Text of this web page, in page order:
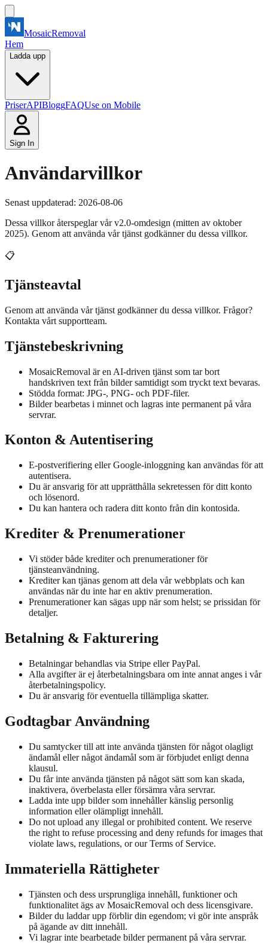
MosaicRemoval
Hem
Ladda upp
PriserAPIBloggFAQUse on Mobile
Sign In
Användarvillkor
Senast uppdaterad: 2026-08-06
Dessa villkor återspeglar vår v2.0-omdesign (mitten av oktober
2025). Genom att använda vår tjänst godkänner du dessa villkor.
📋
Tjänsteavtal
Genom att använda vår tjänst godkänner du dessa villkor. Frågor?
Kontakta vårt supportteam.
Tjänstebeskrivning
MosaicRemoval är en AI-driven tjänst som tar bort
handskriven text från bilder samtidigt som tryckt text bevaras.
Stödda format: JPG-, PNG- och PDF-filer.
Bilder bearbetas i minnet och lagras inte permanent på våra
servrar.
Konton & Autentisering
E-postverifiering eller Google-inloggning kan användas för att
autentisera.
Du är ansvarig för att upprätthålla sekretessen för ditt konto
och lösenord.
Du kan hantera och radera ditt konto från din kontosida.
Krediter & Prenumerationer
Vi stöder både krediter och prenumerationer för
tjänsteanvändning.
Krediter kan tjänas genom att dela vår webbplats och kan
användas när du inte har en aktiv prenumeration.
Prenumerationer kan sägas upp när som helst; se prissidan för
detaljer.
Betalning & Fakturering
Betalningar behandlas via Stripe eller PayPal.
Alla avgifter är ej återbetalningsbara om inte annat anges i vår
återbetalningspolicy.
Du är ansvarig för eventuella tillämpliga skatter.
Godtagbar Användning
Du samtycker till att inte använda tjänsten för något olagligt
ändamål eller något ändamål som är förbjudet enligt denna
klausul.
Du får inte använda tjänsten på något sätt som kan skada,
inaktivera, överbelasta eller försämra våra servrar.
Ladda inte upp bilder som innehåller känslig personlig
information eller olämpligt innehåll.
Do not upload any illegal or prohibited content. We reserve
the right to refuse processing and deny refunds for images that
violate laws, regulations, or our Terms of Service.
Immateriella Rättigheter
Tjänsten och dess ursprungliga innehåll, funktioner och
funktionalitet ägs av MosaicRemoval och dess licensgivare.
Bilder du laddar upp förblir din egendom; vi gör inte anspråk
på ägande av ditt innehåll.
Vi lagrar inte bearbetade bilder permanent på våra servrar.